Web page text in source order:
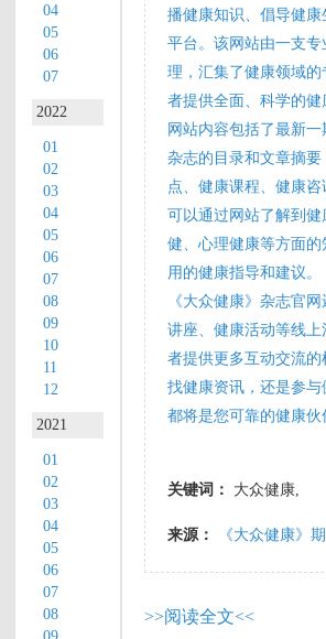
04
05
06
07
2022
01
02
03
04
05
06
07
08
09
10
11
12
2021
01
02
03
04
05
06
07
08
播健康知识、倡导健
平台。该网站由一支专
理，汇集了健康领域
者提供全面、科学的健
网站内容包括了最新一
杂志的目录和文章摘要
点、健康课程、健康
可以通过网站了解到
健、心理健康等方面
用的健康指导和建议。
《大众健康》杂志官
讲座、健康活动等线
者提供更多互动交流
找健康资讯，还是参
都将是您可靠的健康伙
关键词： 大众健康,
来源： 《大众健康》期
>>阅读全文<<